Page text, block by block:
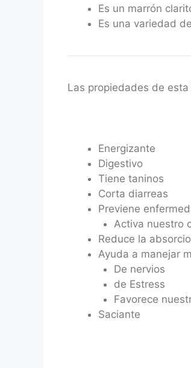
Es un marrón
Es una variedad
Las propiedades de
Energizante
Digestivo
Tiene taninos
Corta diarreas
Previene
Activa nuestro
Reduce la
Ayuda a manejar
De nervios
de Estress
Favorece
Saciante